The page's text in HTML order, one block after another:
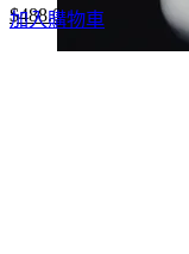
Original
$488.0Current
加入購物車